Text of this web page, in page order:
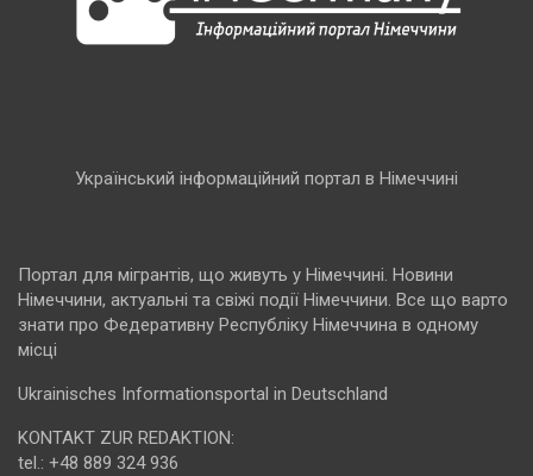
Український інформаційний портал в Німеччині
Портал для мігрантів, що живуть у Німеччині. Новини
Німеччини, актуальні та свіжі події Німеччини. Все що варто
знати про Федеративну Республіку Німеччина в одному
місці
Ukrainisches Informationsportal in Deutschland
KONTAKT ZUR REDAKTION:
tel.: +48 889 324 936